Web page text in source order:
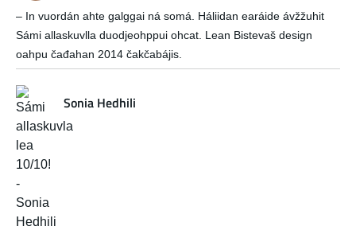
– In vuordán ahte galggai ná somá. Háliidan earáide ávžžuhit
Sámi allaskuvlla duodjeohppui ohcat. Lean Bistevaš design
oahpu čađahan 2014 čakčabájis.
Sonia Hedhili